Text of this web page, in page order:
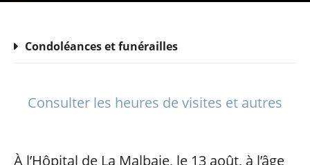
Condoléances et funérailles
Consulter les heures de visites et autres
À l’Hôpital de La Malbaie, le 13 août, à l’âge